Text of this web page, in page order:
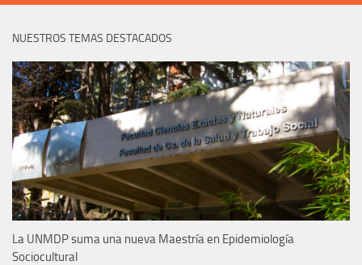
NUESTROS TEMAS DESTACADOS
La UNMDP suma una nueva Maestría en Epidemiología
Sociocultural